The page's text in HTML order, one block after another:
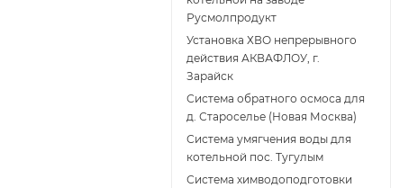
Русмолпродукт
Установка ХВО непрерывного
действия АКВАФЛОУ, г.
Зарайск
Система обратного осмоса для
д. Староселье (Новая Москва)
Система умягчения воды для
котельной пос. Тугулым
Система химводоподготовки